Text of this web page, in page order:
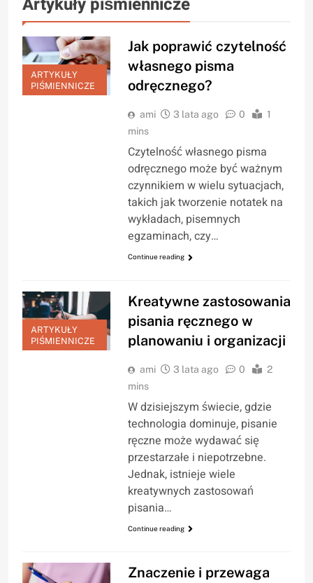
ARTYKUŁY
PIŚMIENNICZE
Jak poprawić czytelność
własnego pisma
odręcznego?
ami 3 lata ago 0
1
mins
Czytelność własnego pisma
odręcznego może być ważnym
czynnikiem w wielu sytuacjach,
takich jak tworzenie notatek na
wykładach, pisemnych
egzaminach, czy…
Continue reading
ARTYKUŁY
PIŚMIENNICZE
Kreatywne zastosowania
pisania ręcznego w
planowaniu i organizacji
ami 3 lata ago 0
2
mins
W dzisiejszym świecie, gdzie
technologia dominuje, pisanie
ręczne może wydawać się
przestarzałe i niepotrzebne.
Jednak, istnieje wiele
kreatywnych zastosowań
pisania…
Continue reading
Znaczenie i przewaga